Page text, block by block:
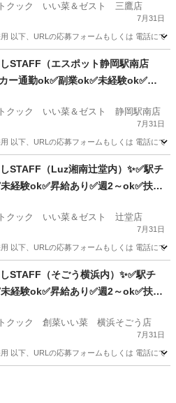
クック いい菜＆ゼスト 三鷹店
7月31日
以下、URLの応募フォームもしくは 電話にて
スタッフ
STAFF（エスポット静岡駅南店
ー通勤ok✅副業ok✅未経験ok✅扶
ok
クック いい菜＆ゼスト 静岡駅南店
7月31日
以下、URLの応募フォームもしくは 電話にて
スタッフ
STAFF（Luz湘南辻堂内）✨✅駅チ
経験ok✅昇給あり✅週2～ok✅扶養
クック いい菜＆ゼスト 辻堂店
7月31日
以下、URLの応募フォームもしくは 電話にて
STAFF（そごう横浜内）✨✅駅チ
経験ok✅昇給あり✅週2～ok✅扶養
クック 創菜いい菜 横浜そごう店
7月31日
以下、URLの応募フォームもしくは 電話にて